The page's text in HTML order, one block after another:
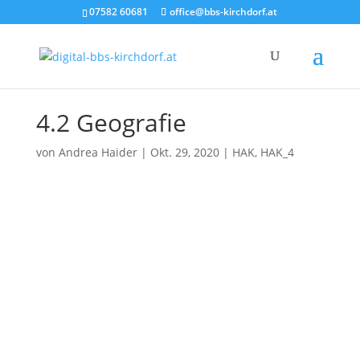
07582 60681 office@bbs-kirchdorf.at
4.2 Geografie
von Andrea Haider| Okt. 29, 2020| HAK, HAK_4